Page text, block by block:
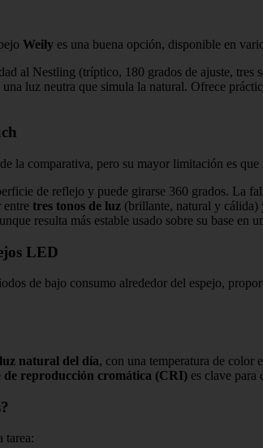
Weily es una buena opción, disponible en
al Nestling (tríptico, 180 grados de ajuste, tres
luz neutra que simula la natural. Ofrece
la comparativa, pero su mayor limitación es que
de reflejo y puede girarse 360 grados. La
entre tres tonos de luz (brillante, natural y cálida)
resulta más estable usado sobre su base en
LED
de bajo consumo alrededor del espejo,
natural del día, con una temperatura de color
de reproducción cromática (CRI) es clave para
tarea: